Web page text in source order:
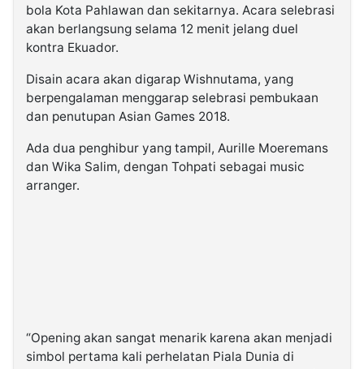
bola Kota Pahlawan dan sekitarnya. Acara selebrasi
akan berlangsung selama 12 menit jelang duel
kontra Ekuador.
Disain acara akan digarap Wishnutama, yang
berpengalaman menggarap selebrasi pembukaan
dan penutupan Asian Games 2018.
Ada dua penghibur yang tampil, Aurille Moeremans
dan Wika Salim, dengan Tohpati sebagai music
arranger.
“Opening akan sangat menarik karena akan menjadi
simbol pertama kali perhelatan Piala Dunia di